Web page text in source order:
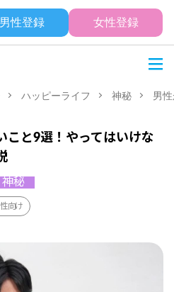
男性登録 女性登録
ハッピーライフ 神秘 男
こと9選！やってはいけな
神秘
向け